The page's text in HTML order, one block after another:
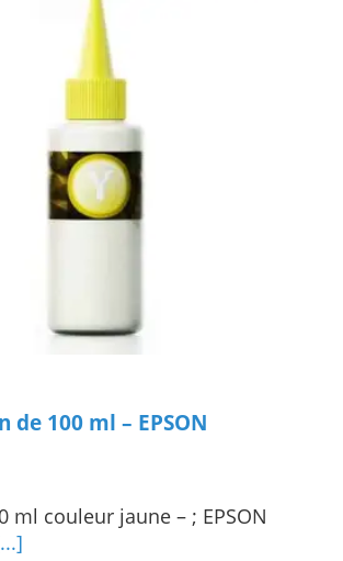
de 100 ml – EPSON
ml couleur jaune – ; EPSON